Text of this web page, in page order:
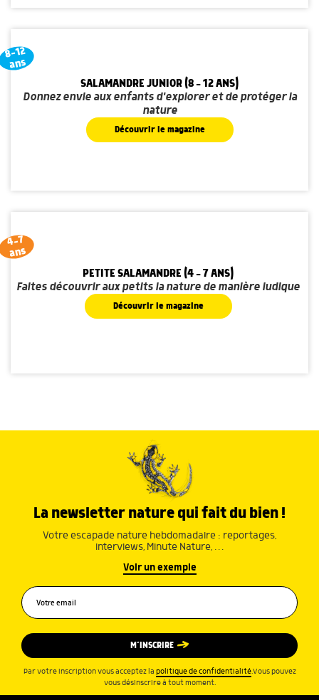
8-12
ans
SALAMANDRE JUNIOR (8 - 12 ANS)
Donnez envie aux enfants d'explorer et de protéger la
nature
Découvrir le magazine
4-7
ans
PETITE SALAMANDRE (4 - 7 ANS)
Faites découvrir aux petits la nature de manière ludique
Découvrir le magazine
La newsletter nature qui fait du bien !
Votre escapade nature hebdomadaire : reportages,
interviews, Minute Nature, …
Voir un exemple
M’INSCRIRE
Par votre inscription vous acceptez la politique de confidentialité.Vous pouvez
vous désinscrire à tout moment.